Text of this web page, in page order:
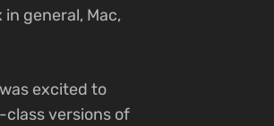
general, Mac,
excited to
versions of